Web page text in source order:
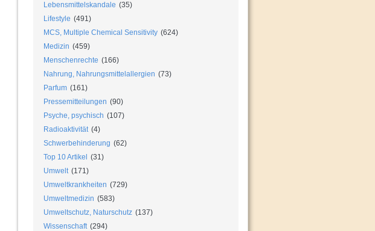
Lebensmittelskandale (35)
Lifestyle (491)
MCS, Multiple Chemical Sensitivity (624)
Medizin (459)
Menschenrechte (166)
Nahrung, Nahrungsmittelallergien (73)
Parfum (161)
Pressemitteilungen (90)
Psyche, psychisch (107)
Radioaktivität (4)
Schwerbehinderung (62)
Top 10 Artikel
(31)
Umwelt (171)
Umweltkrankheiten (729)
Umweltmedizin (583)
Umweltschutz, Naturschutz (137)
Wissenschaft (294)